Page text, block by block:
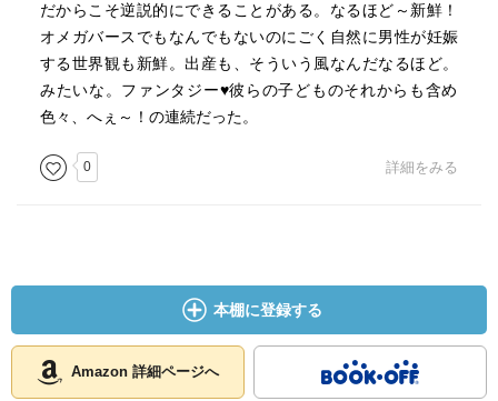
だからこそ逆説的にできることがある。なるほど～新鮮！
オメガバースでもなんでもないのにごく自然に男性が妊娠
する世界観も新鮮。出産も、そういう風なんだなるほど。
みたいな。ファンタジー♥️彼らの子どものそれからも含め
色々、へぇ～！の連続だった。
0 詳細をみる
本棚に登録する
Amazon 詳細ページへ